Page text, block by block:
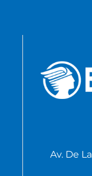
Av. De